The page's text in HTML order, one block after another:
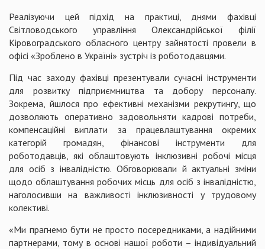
Реалізуючи цей підхід на практиці, днями фахівці
Світловодського управління Олександрійської філії
Кіровоградського обласного центру зайнятості провели в
офісі «Зроблено в Україні» зустріч із роботодавцями.
Під час заходу фахівці презентували сучасні інструменти
для розвитку підприємництва та добору персоналу.
Зокрема, йшлося про ефективні механізми рекрутингу, що
дозволяють оперативно задовольняти кадрові потреби,
компенсаційні виплати за працевлаштування окремих
категорій громадян, фінансові інструменти для
роботодавців, які облаштовують інклюзивні робочі місця
для осіб з інвалідністю. Обговорювали й актуальні зміни
щодо облаштування робочих місць для осіб з інвалідністю,
наголосивши на важливості інклюзивності у трудовому
колективі.
«Ми прагнемо бути не просто посередниками, а надійними
партнерами, тому в основі нашої роботи – індивідуальний